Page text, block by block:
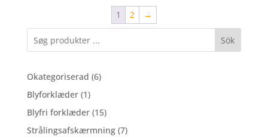
1296,00 €
1 2 →
Sök
Okategoriserad 66
Blyforklæder 11
vare
Blyfri forklæder 1515
varer
Strålingsafskærmning 77